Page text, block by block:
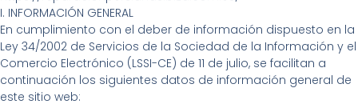
I. INFORMACIÓN GENERAL
En cumplimiento con el deber de información dispuesto en la
Ley 34/2002 de Servicios de la Sociedad de la Información y el
Comercio Electrónico (LSSI-CE) de 11 de julio, se facilitan a
continuación los siguientes datos de información general de
este sitio web: